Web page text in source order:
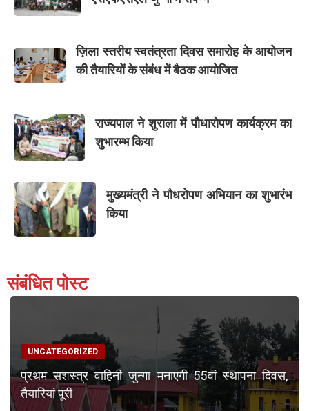
ज़िला स्तरीय स्वतंत्रता दिवस समारोह के आयोजन
की तैयारियों के संबंध में बैठक आयोजित
राज्यपाल ने शुराला में पौधारोपण कार्यक्रम का
शुभारम्भ किया
मुख्यमंत्री ने पौधरोपण अभियान का शुभारंभ
किया
संबंधित पोस्ट
UNCATEGORIZED
प्रथम सशस्त्र वाहिनी जुन्गा मनाएगी 55वां स्थापना दिवस,
तैयारियां पूरी